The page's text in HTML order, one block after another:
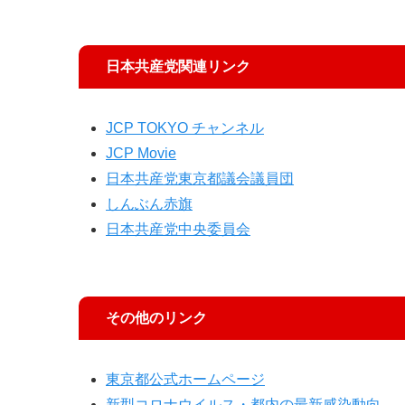
日本共産党関連リンク
JCP TOKYO チャンネル
JCP Movie
日本共産党東京都議会議員団
しんぶん赤旗
日本共産党中央委員会
その他のリンク
東京都公式ホームページ